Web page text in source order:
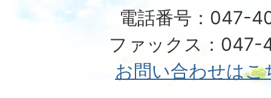
電話番号：047-
ファックス：047-
お問い合わせはこ